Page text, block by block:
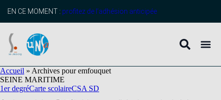
principal
EN CE MOMENT : profitez de l’adhésion anticipée
Accueil » Archives pour emfouquet
SEINE MARITIME
1er degréCarte scolaireCSA SD